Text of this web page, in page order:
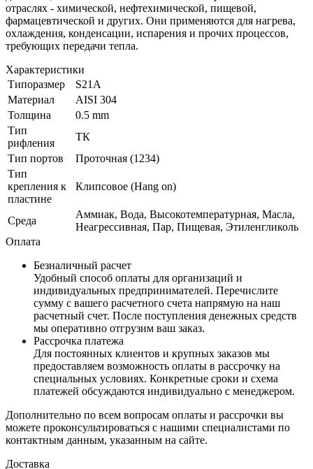
отраслях - химической, нефтехимической, пищевой,
фармацевтической и других. Они применяются для нагрева,
охлаждения, конденсации, испарения и прочих процессов,
требующих передачи тепла.
Характеристики
Типоразмер
S21A
Материал
AISI 304
Толщина
0.5 mm
Тип
рифления
ТК
Тип портов
Проточная (1234)
Тип
крепления к
пластине
Клипсовое (Hang on)
Среда
Аммиак, Вода, Высокотемпературная, Масла,
Неагрессивная, Пар, Пищевая, Этиленгликоль
Оплата
Безналичный расчет
Удобный способ оплаты для организаций и
индивидуальных предпринимателей. Перечислите
сумму с вашего расчетного счета напрямую на наш
расчетный счет. После поступления денежных средств
мы оперативно отгрузим ваш заказ.
Рассрочка платежа
Для постоянных клиентов и крупных заказов мы
предоставляем возможность оплаты в рассрочку на
специальных условиях. Конкретные сроки и схема
платежей обсуждаются индивидуально с менеджером.
Дополнительно по всем вопросам оплаты и рассрочки вы
можете проконсультироваться с нашими специалистами по
контактным данным, указанным на сайте.
Доставка